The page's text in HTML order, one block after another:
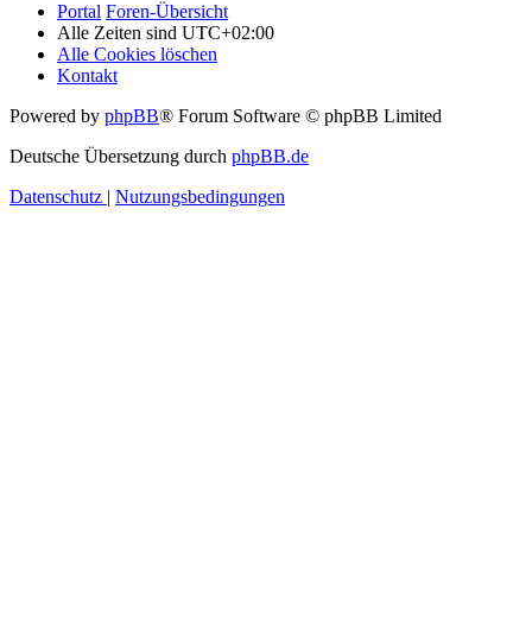
Portal Foren-Übersicht
Alle Zeiten sind UTC+02:00
Alle Cookies löschen
Kontakt
Powered by phpBB® Forum Software © phpBB Limited
Deutsche Übersetzung durch phpBB.de
Datenschutz | Nutzungsbedingungen